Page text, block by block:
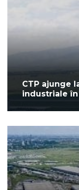
CTP ajunge
industriale în